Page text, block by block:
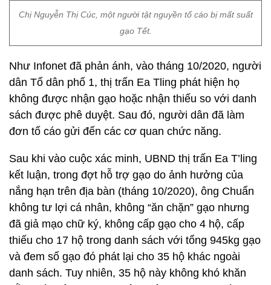
Chị Nguyễn Thị Cúc, một người tật nguyền tố cáo bị mất suất
gạo Tết.
Như Infonet đã phản ánh, vào tháng 10/2020, người
dân Tổ dân phố 1, thị trấn Ea Tling phát hiện họ
không được nhận gạo hoặc nhận thiếu so với danh
sách được phê duyệt. Sau đó, người dân đã làm
đơn tố cáo gửi đến các cơ quan chức năng.
Sau khi vào cuộc xác minh, UBND thị trấn Ea T’ling
kết luận, trong đợt hỗ trợ gạo do ảnh hưởng của
nắng hạn trên địa bàn (tháng 10/2020), ông Chuẩn
không tư lợi cá nhân, không “ăn chặn” gạo nhưng
đã giả mạo chữ ký, không cấp gạo cho 4 hộ, cấp
thiếu cho 17 hộ trong danh sách với tổng 945kg gạo
và đem số gạo đó phát lại cho 35 hộ khác ngoài
danh sách. Tuy nhiên, 35 hộ này không khó khăn